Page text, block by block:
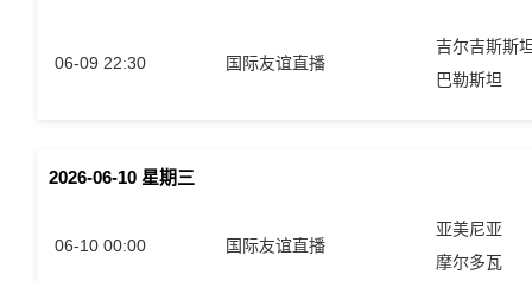
06-09 22:30 国际友谊直播
吉尔吉斯斯
巴勒斯坦
2026-06-10 星期三
06-10 00:00 国际友谊直播
亚美尼亚
摩尔多瓦